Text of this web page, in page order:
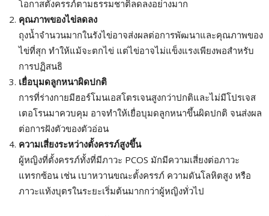
โอกาสตั้งครรภ์ตามธรรมชาติลดลงอย่างมาก
คุณภาพของไข่ลดลง
ถุงน้ำจำนวนมากในรังไข่อาจส่งผลต่อการพัฒนาและคุณภาพของ
ไข่ที่สุก ทำให้แม้จะตกไข่ แต่ไข่อาจไม่แข็งแรงเพียงพอสำหรับ
การปฏิสนธิ
เยื่อบุมดลูกหนาผิดปกติ
การที่ร่างกายมีฮอร์โมนเอสโตรเจนสูงกว่าปกติและไม่มีโปรเจส
เตอโรนมาควบคุม อาจทำให้เยื่อบุมดลูกหนาขึ้นผิดปกติ จนส่งผล
ต่อการฝังตัวของตัวอ่อน
ความเสี่ยงระหว่างตั้งครรภ์สูงขึ้น
ผู้หญิงที่ตั้งครรภ์ทั้งที่มีภาวะ PCOS มักมีความเสี่ยงต่อภาวะ
แทรกซ้อน เช่น เบาหวานขณะตั้งครรภ์ ความดันโลหิตสูง หรือ
ภาวะแท้งบุตรในระยะเริ่มต้นมากกว่าผู้หญิงทั่วไป